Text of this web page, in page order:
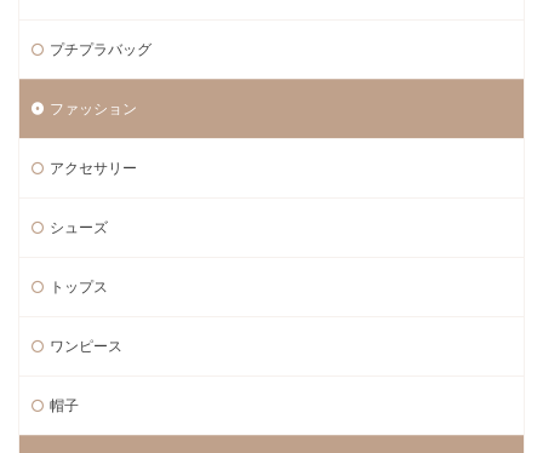
プチプラバッグ
ファッション
アクセサリー
シューズ
トップス
ワンピース
帽子